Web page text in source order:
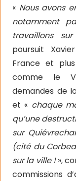
« Nous avons
notamment
travaillons
poursuit
France et
comme le
demandes de
et « chaque
qu’une
sur
(cité du
sur la ville !»,
commissions